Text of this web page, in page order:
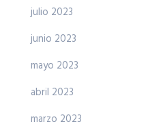
julio 2023
junio 2023
mayo 2023
abril 2023
marzo 2023